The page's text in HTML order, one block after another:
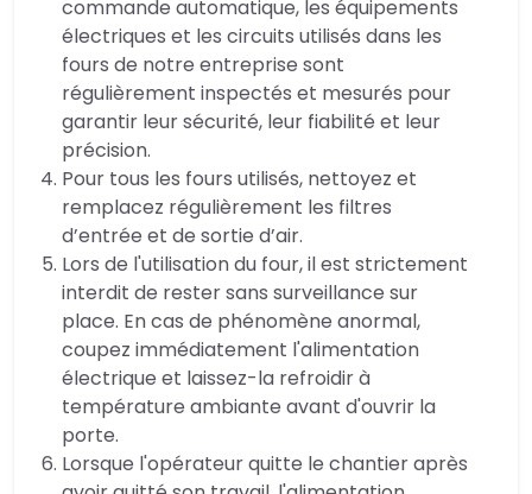
commande automatique, les équipements
électriques et les circuits utilisés dans les
fours de notre entreprise sont
régulièrement inspectés et mesurés pour
garantir leur sécurité, leur fiabilité et leur
précision.
Pour tous les fours utilisés, nettoyez et
remplacez régulièrement les filtres
d’entrée et de sortie d’air.
Lors de l'utilisation du four, il est strictement
interdit de rester sans surveillance sur
place. En cas de phénomène anormal,
coupez immédiatement l'alimentation
électrique et laissez-la refroidir à
température ambiante avant d'ouvrir la
porte.
Lorsque l'opérateur quitte le chantier après